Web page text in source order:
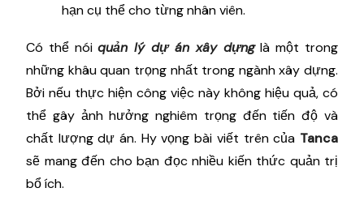
hạn cụ thể cho từng nhân viên.
Có thể nóiquản lý dự án xây dựnglà một trong
những khâu quan trọng nhất trong ngành xây dựng.
Bởi nếu thực hiện công việc này không hiệu quả, có
thể gây ảnh hưởng nghiêm trọng đến tiến độ và
chất lượng dự án. Hy vọng bài viết trên của Tanca
sẽ mang đến cho bạn đọc nhiều kiến thức quản trị
bổ ích.